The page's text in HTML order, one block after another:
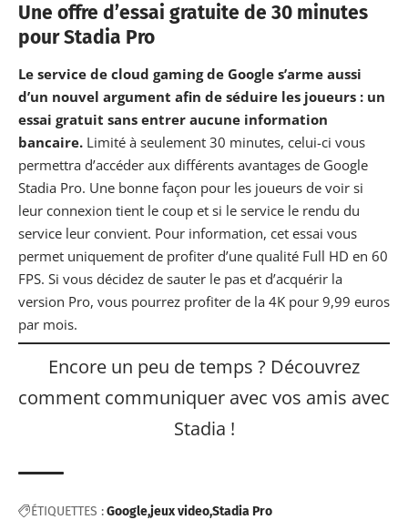
Une offre d’essai gratuite de 30 minutes
pour Stadia Pro
Le service de cloud gaming de Google s’arme aussi
d’un nouvel argument afin de séduire les joueurs : un
essai gratuit sans entrer aucune information
bancaire. Limité à seulement 30 minutes, celui-ci vous
permettra d’accéder aux différents avantages de Google
Stadia Pro. Une bonne façon pour les joueurs de voir si
leur connexion tient le coup et si le service le rendu du
service leur convient. Pour information, cet essai vous
permet uniquement de profiter d’une qualité Full HD en 60
FPS. Si vous décidez de sauter le pas et d’acquérir la
version Pro, vous pourrez profiter de la 4K pour 9,99 euros
par mois.
Encore un peu de temps ? Découvrez
comment communiquer avec vos amis avec
Stadia !
ÉTIQUETTES :Googlejeux videoStadia Pro